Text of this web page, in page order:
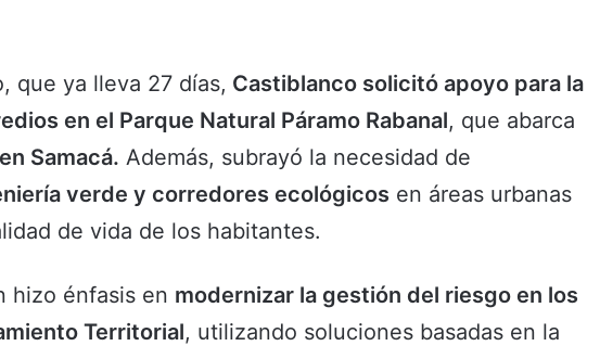
que ya lleva 27 días, Castiblanco solicitó apoyo para la
en el Parque Natural Páramo Rabanal, que abarca
Samacá. Además, subrayó la necesidad de
verde y corredores ecológicos en áreas urbanas
de vida de los habitantes.
hizo énfasis en modernizar la gestión del riesgo en los
Territorial, utilizando soluciones basadas en la